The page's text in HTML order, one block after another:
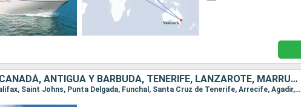
ESTADOS UNIDOS, CANADÁ, ANTIGUA Y BARBUDA, TENERIFE, LANZAROTE, MARRUECOS, PORTUGAL, ESPAÑA, FRANCIA, BÉLGICA, SUECIA, ALEMANIA, POLONIA, LETONIA, ESTONIA, FINLANDIA, DINAMARCA, PAISES BAJOS, NORUEGA,
Itinerario : Nueva York, Halifax, Saint Johns, Punta Delgada, Funchal, Santa Cruz de Tenerife, Arrecife, Agadir, Casablanca, Lisboa, Oporto, La Coruña, Gijón, Bilbao, Burdeos, La Rochelle, St Helier, Le Havre, Dunkerque, Tilbury, Zeebrugge, Ijmuiden, Bremerhaven, Kristiansand, Oslo, Lysekil, Skagen, Gothenburg, Copenhague, Canal de Kiel, Ronne, Gdansk, Liepaja, Riga, Tallin, Hamina, Estocolmo, Helsinki, Visby, Karlskrona, Warnemunde, Arhus, Alborg, Hamburgo, Ijmuiden, Newcastle Upon Tyne, Aberdeen, Invergordon, Kirkwall, Lerwick, Maloy, Eidsdal, Seydisfjordhur, Akureyri, Isafjordhur, Grundarfjordur, Reykjavik, Nuuk, Paamiut, Glasgow, Greencastle, Dun Laoghaire, Liverpool, Bangor, Cork, Southampton